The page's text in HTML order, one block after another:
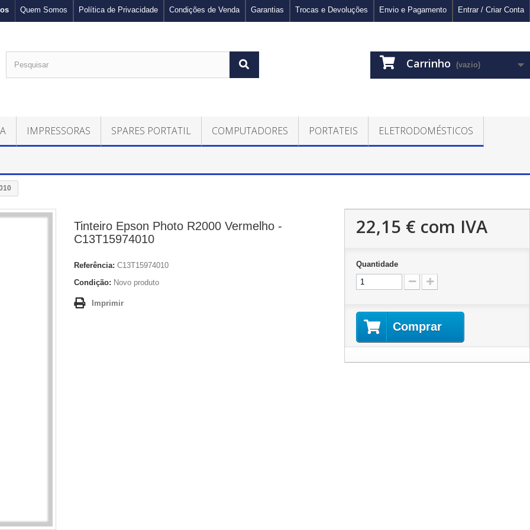
Entrar / Criar Conta
Envio e Pagamento
Trocas e Devoluções
Garantias
Condições de Venda
Política de Privacidade
Quem Somos
Carrinho (vazio)
IMPRESSORAS SPARES PORTATIL COMPUTADORES PORTATEIS ELETRODOMÉSTICOS
Tinteiro Epson Photo R2000 Vermelho -
C13T15974010
Referência: C13T15974010
Condição: Novo produto
Imprimir
22,15 € com IVA
Quantidade
Comprar